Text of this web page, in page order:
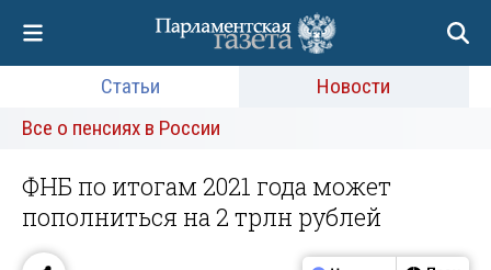
Статьи
Новости
Все о пенсиях в России
ФНБ по итогам 2021 года может
пополниться на 2 трлн рублей